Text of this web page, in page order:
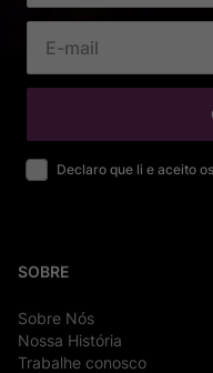
Declaro que li e aceito
SOBRE
Sobre Nós
Nossa História
Trabalhe conosco